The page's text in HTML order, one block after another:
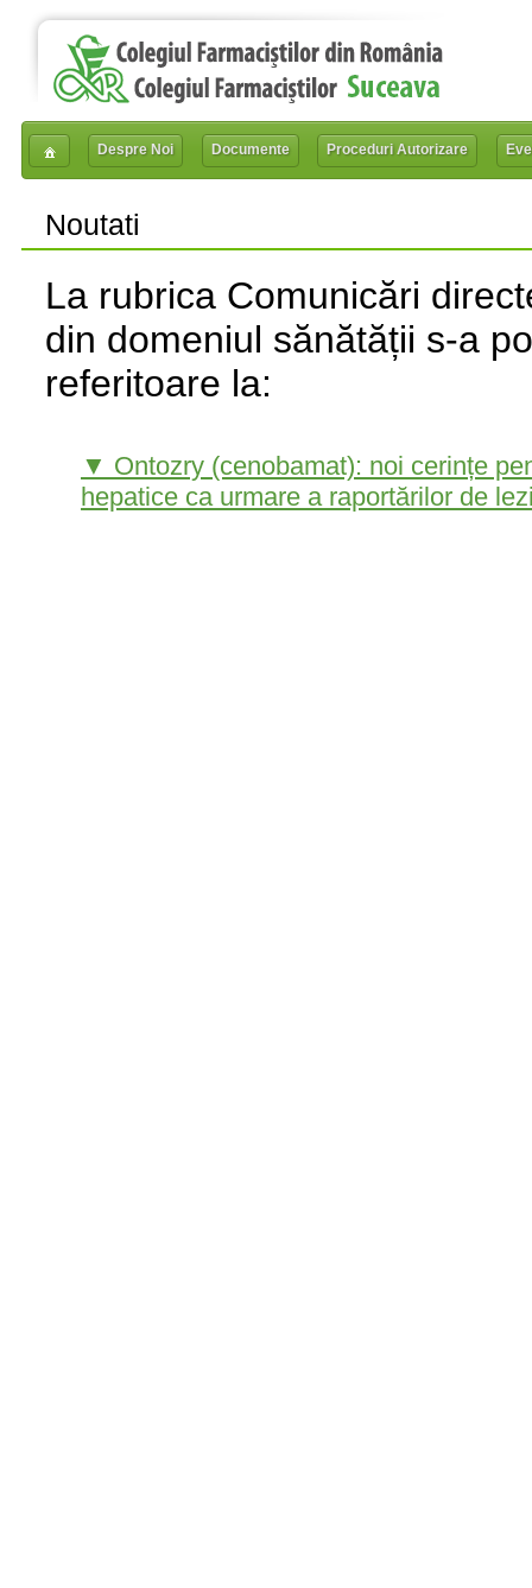
Despre Noi Documente Proceduri Autorizare
Noutati
La rubrica Comunicări
din domeniul sănătății s-a
referitoare la:
▼ Ontozry (cenobamat): noi cerințe
hepatice ca urmare a raportărilor de